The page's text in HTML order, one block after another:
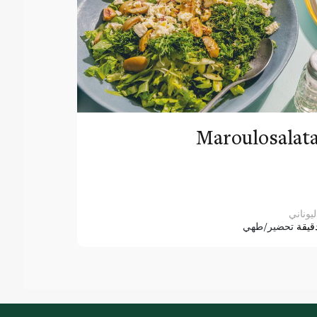
تحضير/طهي